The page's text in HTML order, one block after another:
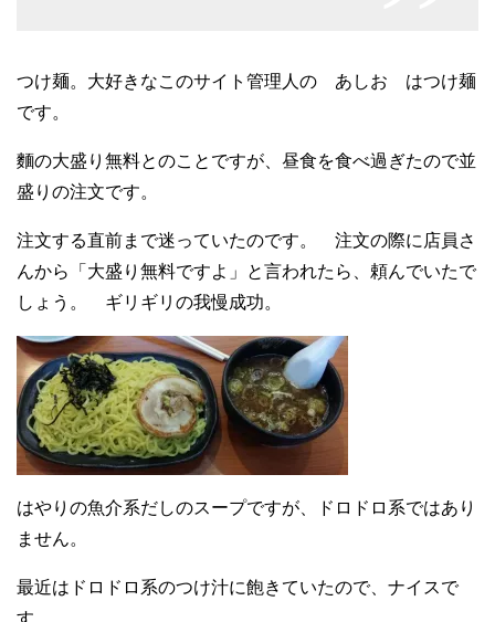
つけ麺。大好きなこのサイト管理人の あしお はつけ麺
です。
麵の大盛り無料とのことですが、昼食を食べ過ぎたので並
盛りの注文です。
注文する直前まで迷っていたのです。 注文の際に店員さ
んから「大盛り無料ですよ」と言われたら、頼んでいたで
しょう。 ギリギリの我慢成功。
はやりの魚介系だしのスープですが、ドロドロ系ではあり
ません。
最近はドロドロ系のつけ汁に飽きていたので、ナイスで